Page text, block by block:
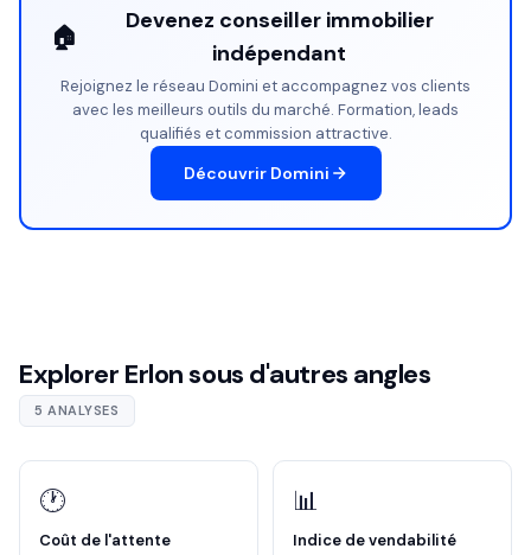
🏠
Devenez conseiller immobilier
indépendant
Rejoignez le réseau Domini et accompagnez vos clients
avec les meilleurs outils du marché. Formation, leads
qualifiés et commission attractive.
Découvrir Domini
Explorer Erlon sous d'autres angles
5 ANALYSES
🕐
Coût de l'attente
📊
Indice de vendabilité